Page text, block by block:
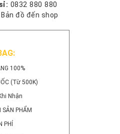
0832 880 880
đồ đến shop
100%
(Từ 500K)
Nhận
PHẨM